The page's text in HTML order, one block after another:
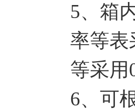
5、箱
率等表
等采用
6、可